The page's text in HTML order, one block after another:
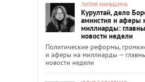
ЛИЛИЯ МАНЬШИНА
Курултай, дело
амнистия и аферы
миллиарды:
новости недели
Политические реформы,
и аферы на миллиарды —
новости недели